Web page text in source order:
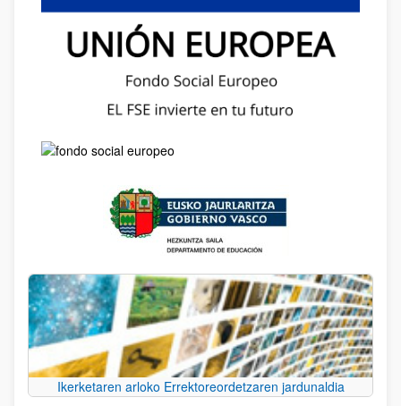
Ikerketaren arloko Errektoreordetzaren jardunaldia